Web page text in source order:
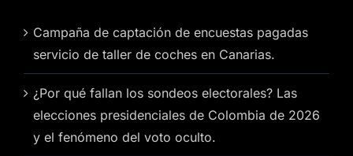
Campaña de captación de encuestas pagadas
servicio de taller de coches en Canarias.
¿Por qué fallan los sondeos electorales? Las
elecciones presidenciales de Colombia de 2026
y el fenómeno del voto oculto.